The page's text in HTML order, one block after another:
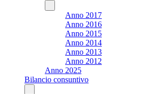
Anno 2017
Anno 2016
Anno 2015
Anno 2014
Anno 2013
Anno 2012
Anno 2025
Bilancio consuntivo